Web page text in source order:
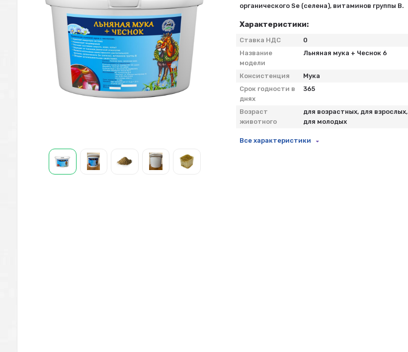
органического Se (селена), витаминов группы В.
Характеристики:
Ставка НДС
0
Название
модели
Льняная мука + Чеснок 6
Консистенция
Мука
Срок годности в
днях
365
Возраст
животного
для возрастных, для взрослых,
для молодых
Все характеристики